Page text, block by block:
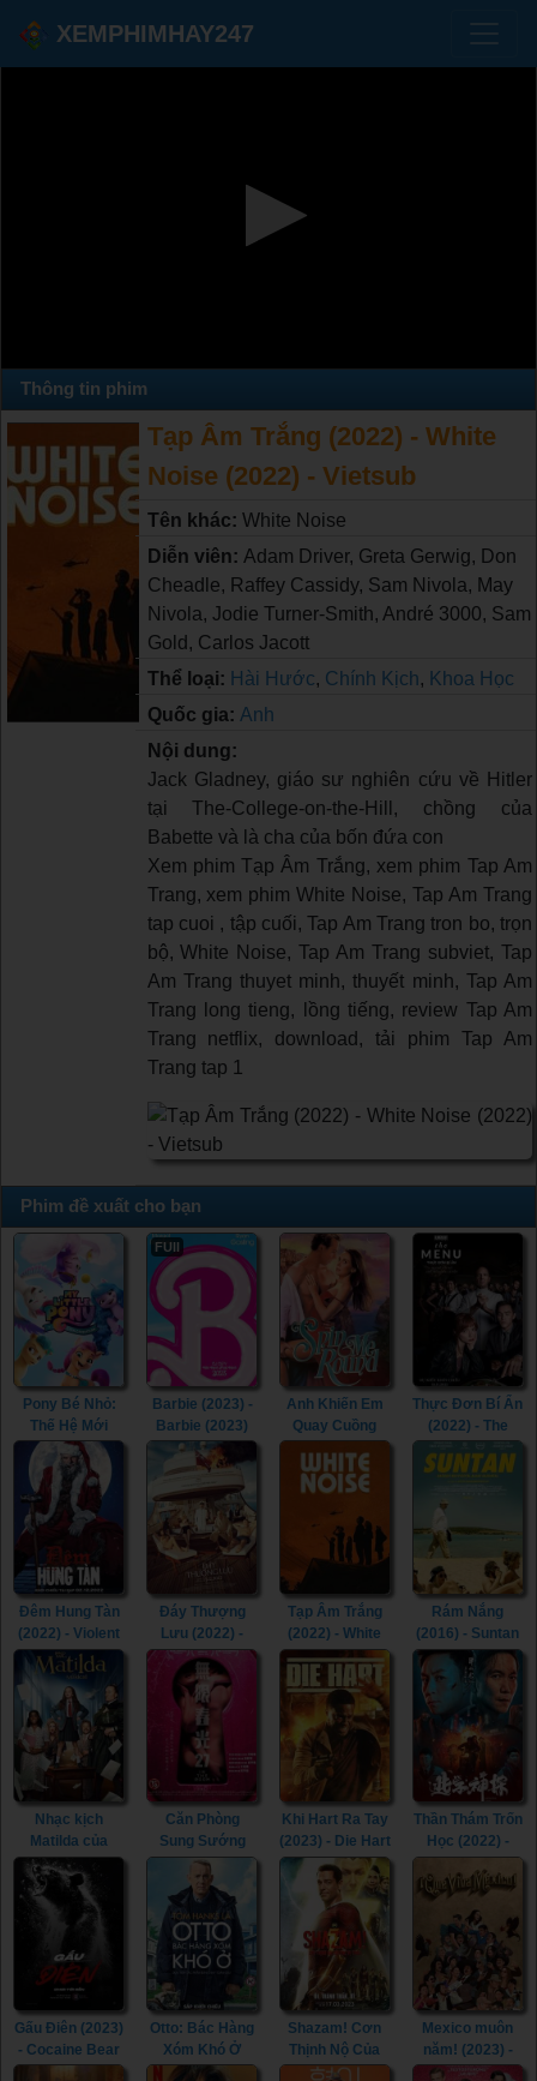
XEMPHIMHAY247
Thông tin phim
Tạp Âm Trắng (2022) - White
Noise (2022) - Vietsub
Tên khác: White Noise
Diễn viên: Adam Driver, Greta Gerwig, Don
Cheadle, Raffey Cassidy, Sam Nivola, May
Nivola, Jodie Turner-Smith, André 3000, Sam
Gold, Carlos Jacott
Thể loại: Hài Hước, Chính Kịch, Khoa Học
Quốc gia: Anh
Nội dung:
Jack Gladney, giáo sư nghiên cứu về Hitler
tại The-College-on-the-Hill, chồng của
Babette và là cha của bốn đứa con
Xem phim Tạp Âm Trắng, xem phim Tap Am
Trang, xem phim White Noise, Tap Am Trang
tap cuoi , tập cuối, Tap Am Trang tron bo, trọn
bộ, White Noise, Tap Am Trang subviet, Tap
Am Trang thuyet minh, thuyết minh, Tap Am
Trang long tieng, lồng tiếng, review Tap Am
Trang netflix, download, tải phim Tap Am
Trang tap 1
Phim đề xuất cho bạn
Pony Bé Nhỏ:
Thế Hệ Mới
(2021) - My
Little Pony: A
New Generation
(2021)
FUll
Barbie (2023) -
Barbie (2023)
Anh Khiến Em
Quay Cuồng
(2022) - Spin Me
Round (2022)
Thực Đơn Bí Ẩn
(2022) - The
Đêm Hung Tàn
(2022) - Violent
Night (2022)
Đáy Thượng
Lưu (2022) -
Triangle of
Sadness (2022)
Tạp Âm Trắng
(2022) - White
Noise (2022)
Rám Nắng
(2016) - Suntan
(2016)
Nhạc kịch
Matilda của
Roald Dahl
(2022) - Roald
Dahl's Matilda
(2022)
Căn Phòng
Sung Sướng
(2015) - In the
Room (2015)
Khi Hart Ra Tay
(2023) - Die Hart
(2023)
Thần Thám Trốn
Học (2022) -
Detective Chen
(2022)
Gấu Điên (2023)
- Cocaine Bear
(2023)
Otto: Bác Hàng
Xóm Khó Ở
(2022) - A Man
Shazam! Cơn
Thịnh Nộ Của
Các Vị Thần
Mexico muôn
năm! (2023) -
¡Que Viva